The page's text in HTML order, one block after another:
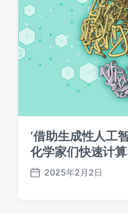
‘借助生成性人工
化学家们快速计
发
2025年2月2日